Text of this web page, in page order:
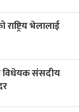
भेलालाई
विधेयक संसदीय